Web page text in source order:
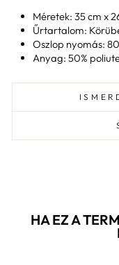
Méretek: 35 cm x
Űrtartalom:
Oszlop nyomás:
Anyag: 50%
HA EZ A